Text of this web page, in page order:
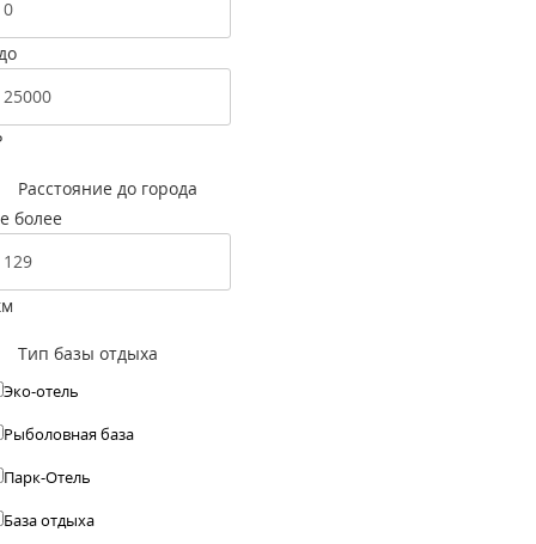
Расстояние до города
более
Тип базы отдыха
Эко-отель
Рыболовная база
Парк-Отель
База отдыха